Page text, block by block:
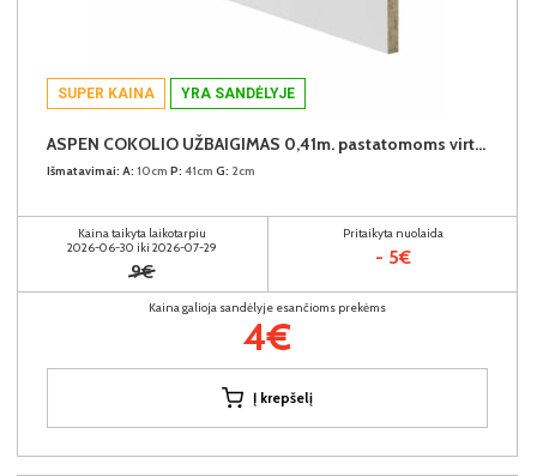
SUPER KAINA YRA SANDĖLYJE
ASPEN COKOLIO UŽBAIGIMAS 0,41m. pastatomoms virtuvės spintelėms (komplekte - 2vnt.) (Baltas)
Išmatavimai: A: 10cm P: 41cm G: 2cm
Kaina taikyta laikotarpiu
2026-06-30 iki 2026-07-29
9€
Pritaikyta nuolaida
- 5€
Kaina galioja sandėlyje esančioms prekėms
4€
Į krepšelį